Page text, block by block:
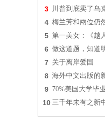
3 川普到底卖了乌
4 梅兰芳和兩位仍
5 第一美女：《越
6 做这道题，知道
7 关于离岸爱国
8 海外中文出版的
9 70%美国大学毕
10 三千年未有之